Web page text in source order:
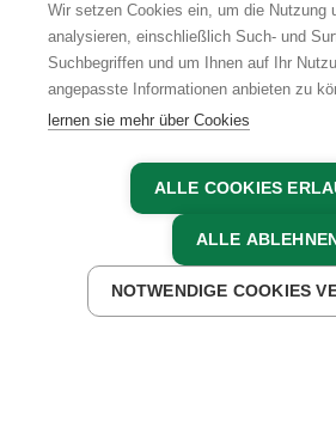
JETZT ANFRAGEN
AGBIMPRESSUM
Wir setzen Cookies ein, um die Nutzung
analysieren, einschließlich Such- und
Suchbegriffen und um Ihnen auf Ihr
angepasste Informationen anbieten zu
lernen sie mehr über Cookies
ALLE COOKIES
ALLE ABLEHNEN
NOTWENDIGE COOKIES